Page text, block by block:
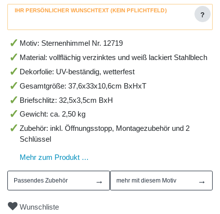
IHR PERSÖNLICHER WUNSCHTEXT (KEIN PFLICHTFELD)
?
Motiv: Sternenhimmel Nr. 12719
Material: vollflächig verzinktes und weiß lackiert Stahlblech
Dekorfolie: UV-beständig, wetterfest
Gesamtgröße: 37,6x33x10,6cm BxHxT
Briefschlitz: 32,5x3,5cm BxH
Gewicht: ca. 2,50 kg
Zubehör: inkl. Öffnungsstopp, Montagezubehör und 2
Schlüssel
Mehr zum Produkt …
Passendes Zubehör → mehr mit diesem Motiv →
Wunschliste